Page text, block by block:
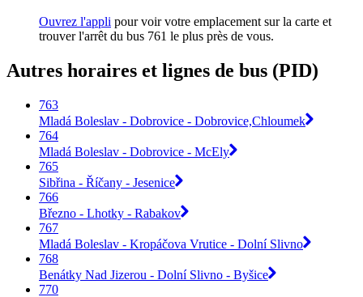
Ouvrez l'appli pour voir votre emplacement sur la carte et
trouver l'arrêt du bus 761 le plus près de vous.
Autres horaires et lignes de bus (PID)
763
Mladá Boleslav - Dobrovice - Dobrovice,Chloumek
764
Mladá Boleslav - Dobrovice - McEly
765
Sibřina - Říčany - Jesenice
766
Březno - Lhotky - Rabakov
767
Mladá Boleslav - Kropáčova Vrutice - Dolní Slivno
768
Benátky Nad Jizerou - Dolní Slivno - Byšice
770